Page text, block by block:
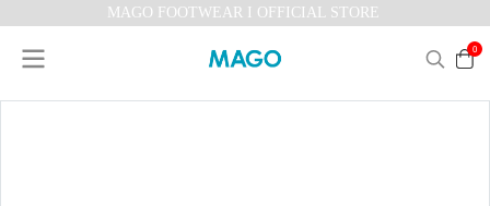
MAGO FOOTWEAR I OFFICIAL STORE
0